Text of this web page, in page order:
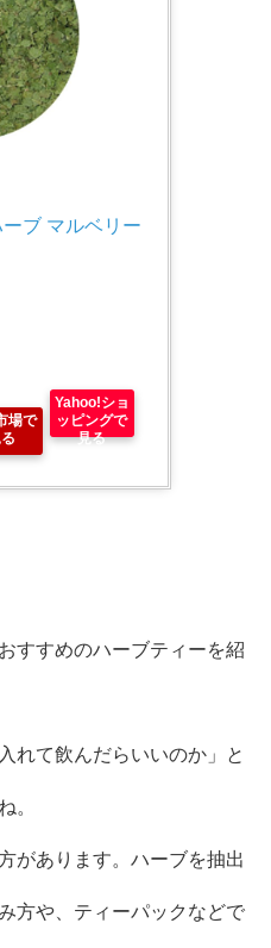
ブ マルベリー
場で
Yahoo!ショ
ッピングで
見る
すすめのハーブティーを紹
れて飲んだらいいのか」と
。
があります。ハーブを抽出
方や、ティーパックなどで